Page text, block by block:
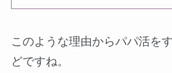
このような理由からパパ活を
どですね。